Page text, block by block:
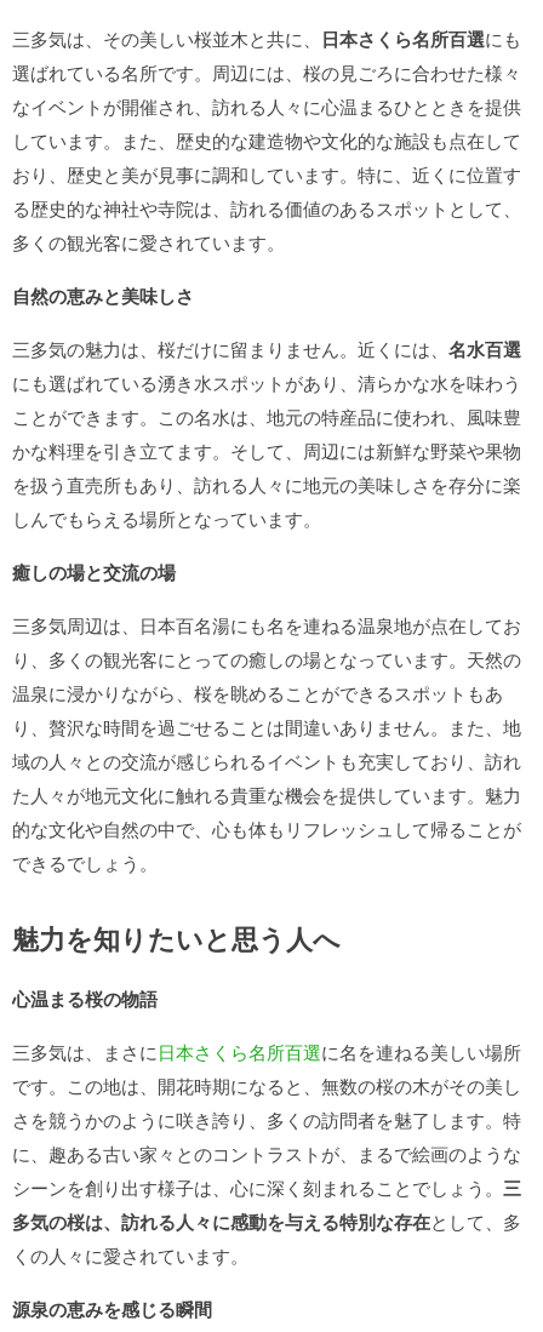
三多気は、その美しい桜並木と共に、 日本さくら名所百選にも
選ばれている名所です。周辺には、桜の見ごろに合わせた様々
なイベントが開催され、訪れる人々に心温まるひとときを提供
しています。また、歴史的な建造物や文化的な施設も点在して
おり、歴史と美が見事に調和しています。特に、近くに位置す
る歴史的な神社や寺院は、訪れる価値のあるスポットとして、
多くの観光客に愛されています。
自然の恵みと美味しさ
三多気の魅力は、桜だけに留まりません。近くには、 名水百選
にも選ばれている湧き水スポットがあり、清らかな水を味わう
ことができます。この名水は、地元の特産品に使われ、風味豊
かな料理を引き立てます。そして、周辺には新鮮な野菜や果物
を扱う直売所もあり、訪れる人々に地元の美味しさを存分に楽
しんでもらえる場所となっています。
癒しの場と交流の場
三多気周辺は、日本百名湯にも名を連ねる温泉地が点在してお
り、多くの観光客にとっての癒しの場となっています。天然の
温泉に浸かりながら、桜を眺めることができるスポットもあ
り、贅沢な時間を過ごせることは間違いありません。また、地
域の人々との交流が感じられるイベントも充実しており、訪れ
た人々が地元文化に触れる貴重な機会を提供しています。魅力
的な文化や自然の中で、心も体もリフレッシュして帰ることが
できるでしょう。
魅力を知りたいと思う人へ
心温まる桜の物語
三多気は、まさに日本さくら名所百選に名を連ねる美しい場所
です。この地は、開花時期になると、無数の桜の木がその美し
さを競うかのように咲き誇り、多くの訪問者を魅了します。特
に、趣ある古い家々とのコントラストが、まるで絵画のような
シーンを創り出す様子は、心に深く刻まれることでしょう。 三
多気の桜は、訪れる人々に感動を与える特別な存在として、多
くの人々に愛されています。
源泉の恵みを感じる瞬間